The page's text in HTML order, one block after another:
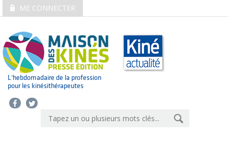
ME CONNECTER
L’hebdomadaire de la profession
pour les kinésithérapeutes